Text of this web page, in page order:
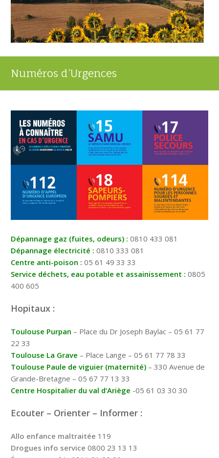
Numéros d’Urgences
Dépannage gaz (fuites, odeurs) : 0810 433 081
Dépannage électricité : 0810 333 081
Centre anti-poison : 05 61 49 33 33
Service déchets, eau potable et assainissement : 0805
400 605
Hopitaux :
Toulouse Purpan – Place du Dr Joseph Baylac – 05 61 77
22 33
Toulouse La Grave – Place Lange – 05 61 77 78 33
Toulouse Paule de viguier (maternité) – 330 Avenue de
Grande-Bretagne – 05 67 77 13 33
Centre Hospitalier du val d’Ariège -05 61 03 30 30
Ecouter – Orienter – Informer :
Allo enfance maltraitée 119
Drogues info service 0800 23 13 13